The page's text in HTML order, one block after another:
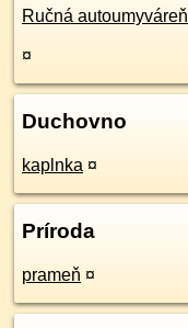
Ručná autoumyváreň
¤
Duchovno
kaplnka ¤
Príroda
prameň ¤